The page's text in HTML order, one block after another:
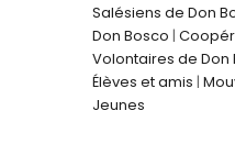
Salésiens de Don
Don Bosco |
Volontaires de Don
Élèves et amis |
Jeunes